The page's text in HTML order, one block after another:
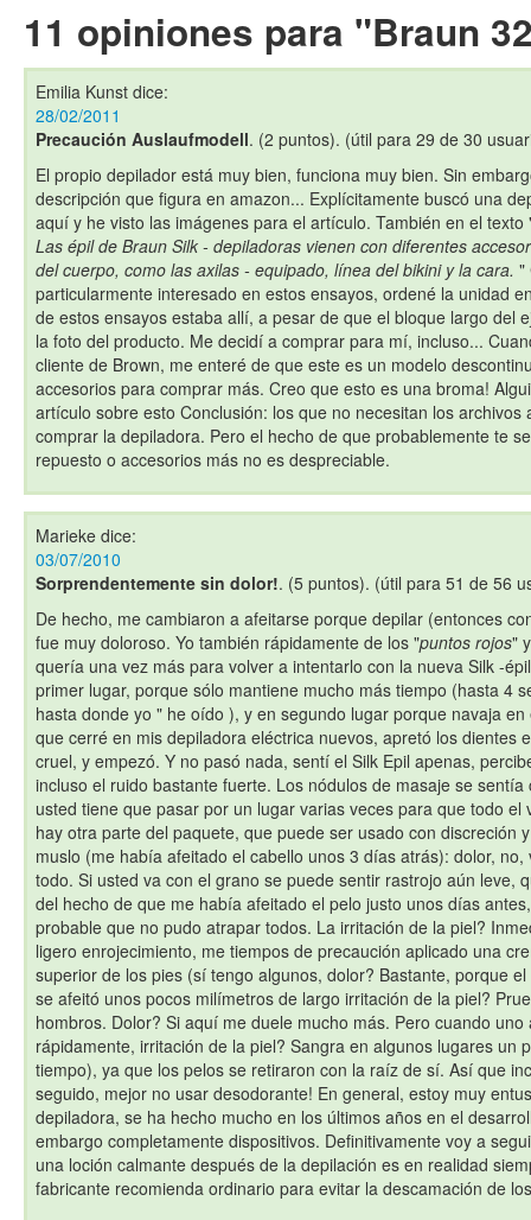
11 opiniones para "Braun
Emilia Kunst dice:
28/02/2011
Precaución Auslaufmodell. (2 puntos). (útil para 29 de 30
El propio depilador está muy bien, funciona muy bien. Sin
descripción que figura en amazon... Explícitamente buscó una
aquí y he visto las imágenes para el artículo. También en el texto
Las épil de Braun Silk - depiladoras vienen con diferentes
del cuerpo, como las axilas - equipado, línea del bikini y la cara. "
particularmente interesado en estos ensayos, ordené la unidad
de estos ensayos estaba allí, a pesar de que el bloque largo del
la foto del producto. Me decidí a comprar para mí, incluso...
cliente de Brown, me enteré de que este es un modelo
accesorios para comprar más. Creo que esto es una broma!
artículo sobre esto Conclusión: los que no necesitan los archivos
comprar la depiladora. Pero el hecho de que probablemente te
repuesto o accesorios más no es despreciable.
Marieke dice:
03/07/2010
Sorprendentemente sin dolor!. (5 puntos). (útil para 51 de 56
De hecho, me cambiaron a afeitarse porque depilar (entonces
fue muy doloroso. Yo también rápidamente de los "puntos rojos"
quería una vez más para volver a intentarlo con la nueva Silk -
primer lugar, porque sólo mantiene mucho más tiempo (hasta 4
hasta donde yo " he oído ), y en segundo lugar porque navaja
que cerré en mis depiladora eléctrica nuevos, apretó los dientes
cruel, y empezó. Y no pasó nada, sentí el Silk Epil apenas,
incluso el ruido bastante fuerte. Los nódulos de masaje se
usted tiene que pasar por un lugar varias veces para que todo el
hay otra parte del paquete, que puede ser usado con discreción
muslo (me había afeitado el cabello unos 3 días atrás): dolor,
todo. Si usted va con el grano se puede sentir rastrojo aún leve,
del hecho de que me había afeitado el pelo justo unos días
probable que no pudo atrapar todos. La irritación de la piel?
ligero enrojecimiento, me tiempos de precaución aplicado una
superior de los pies (sí tengo algunos, dolor? Bastante, porque
se afeitó unos pocos milímetros de largo irritación de la piel?
hombros. Dolor? Si aquí me duele mucho más. Pero cuando
rápidamente, irritación de la piel? Sangra en algunos lugares un
tiempo), ya que los pelos se retiraron con la raíz de sí. Así que
seguido, mejor no usar desodorante! En general, estoy muy
depiladora, se ha hecho mucho en los últimos años en el
embargo completamente dispositivos. Definitivamente voy a
una loción calmante después de la depilación es en realidad
fabricante recomienda ordinario para evitar la descamación de